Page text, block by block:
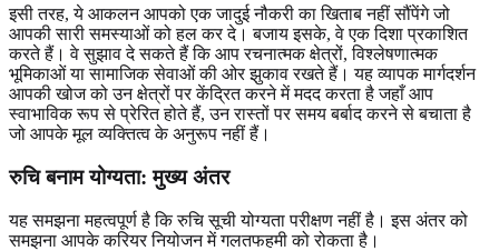
इसी तरह, ये आकलन आपको एक जादुई नौकरी का खिताब नहीं सौंपेंगे जो
आपकी सारी समस्याओं को हल कर दे। बजाय इसके, वे एक दिशा प्रकाशित
करते हैं। वे सुझाव दे सकते हैं कि आप रचनात्मक क्षेत्रों, विश्लेषणात्मक
भूमिकाओं या सामाजिक सेवाओं की ओर झुकाव रखते हैं। यह व्यापक मार्गदर्शन
आपकी खोज को उन क्षेत्रों पर केंद्रित करने में मदद करता है जहाँ आप
स्वाभाविक रूप से प्रेरित होते हैं, उन रास्तों पर समय बर्बाद करने से बचाता है
जो आपके मूल व्यक्तित्व के अनुरूप नहीं हैं।
रुचि बनाम योग्यता: मुख्य अंतर
यह समझना महत्वपूर्ण है कि रुचि सूची योग्यता परीक्षण नहीं है। इस अंतर को
समझना आपके करियर नियोजन में गलतफहमी को रोकता है।